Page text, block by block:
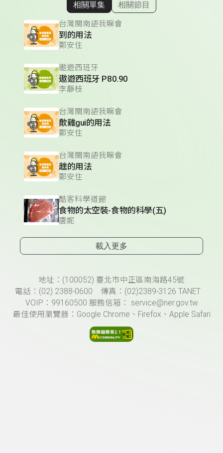
顯示相關單集
相關單集 相關節目
台灣閩南語我嘛會
到的用法
鄭安住
遨遊西班牙
遨遊西班牙 P80.90
李靜枝
台灣閩南語我嘛會
歕雞gui的用法
鄭安住
台灣閩南語我嘛會
趖的用法
鄭安住
酷客科學道館
食物的太空裝-食物的科學(五)
唐妮
載入更多
頁尾資訊地址：(100052) 臺北市中正區南海路45號
電話：(02) 2388-0600 傳真：(02)2389-3126 TANET
VOIP：99160500 服務信箱： service@ner.gov.tw
最佳使用瀏覽器：Google Chrome、Firefox、Apple Safari